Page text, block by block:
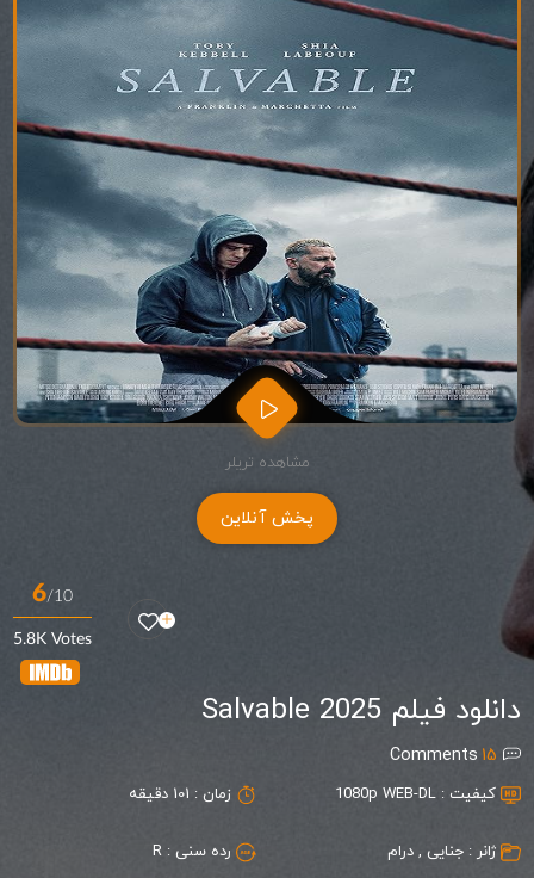
مشاهده تریلر
پخش آنلاین
6/10
5.8K Votes
دانلود فیلم Salvable 2025
15
Comments
کیفیت : 1080p WEB-DL زمان : 101 دقیقه
ژانر : جنایی ,درام رده سنی : R